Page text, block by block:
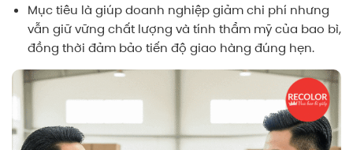
Mục tiêu là giúp doanh nghiệp giảm chi phí nhưng
vẫn giữ vững chất lượng và tính thẩm mỹ của bao bì,
đồng thời đảm bảo tiến độ giao hàng đúng hẹn.